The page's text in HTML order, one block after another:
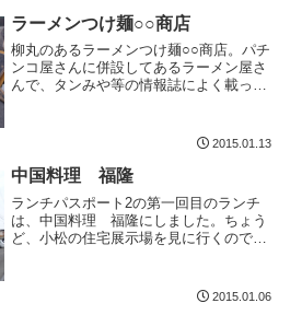
した。正直、あんまりお客...
ラーメンつけ麺○○商店
柳丸のあるラーメンつけ麺○○商店。パチ
ンコ屋さんに併設してあるラーメン屋さ
んで、タンみや等の情報誌によく載って
っていたので、妻と行ってきました。店
2015.01.13
中国料理 福隆
ランチパスポート2の第一回目のランチ
は、中国料理 福隆にしました。ちょう
ど、小松の住宅展示場を見に行くので、
崎中心地方面からわたってすぐ右にあり
2015.01.06